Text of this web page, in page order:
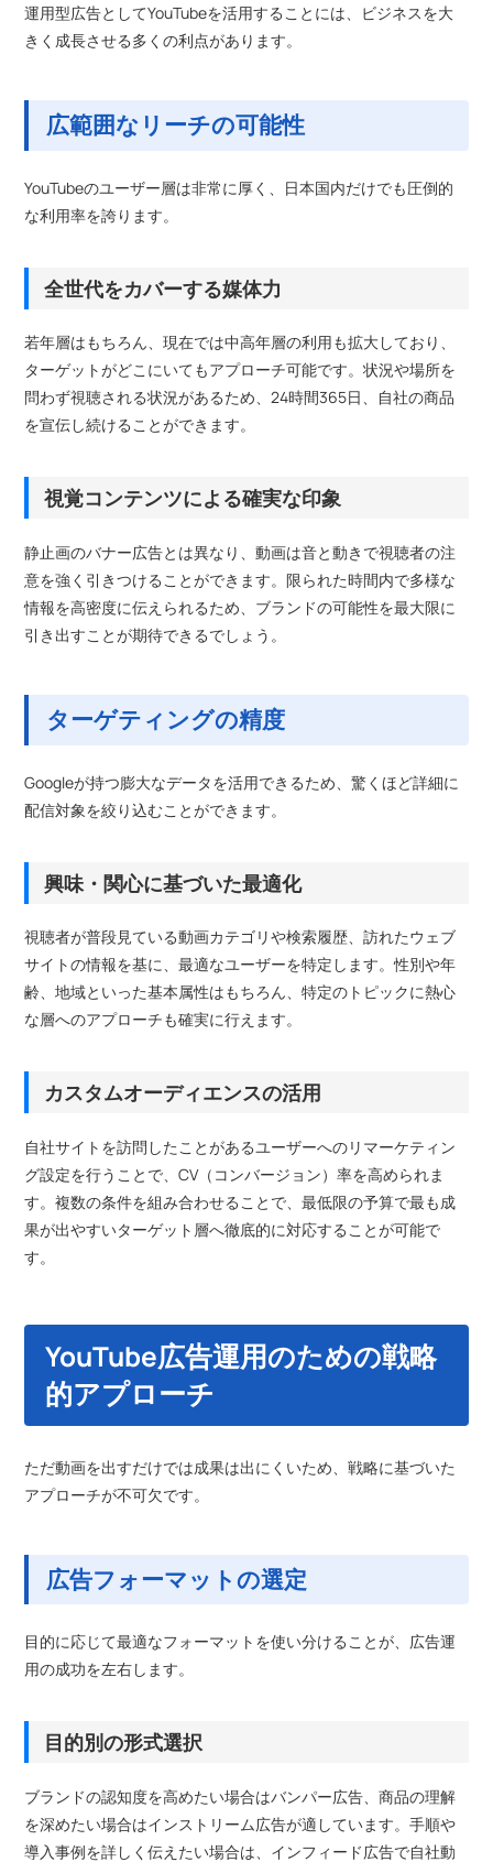
運用型広告としてYouTubeを活用することには、ビジネスを大
きく成長させる多くの利点があります。
広範囲なリーチの可能性
YouTubeのユーザー層は非常に厚く、日本国内だけでも圧倒的
な利用率を誇ります。
全世代をカバーする媒体力
若年層はもちろん、現在では中高年層の利用も拡大しており、
ターゲットがどこにいてもアプローチ可能です。状況や場所を
問わず視聴される状況があるため、24時間365日、自社の商品
を宣伝し続けることができます。
視覚コンテンツによる確実な印象
静止画のバナー広告とは異なり、動画は音と動きで視聴者の注
意を強く引きつけることができます。限られた時間内で多様な
情報を高密度に伝えられるため、ブランドの可能性を最大限に
引き出すことが期待できるでしょう。
ターゲティングの精度
Googleが持つ膨大なデータを活用できるため、驚くほど詳細に
配信対象を絞り込むことができます。
興味・関心に基づいた最適化
視聴者が普段見ている動画カテゴリや検索履歴、訪れたウェブ
サイトの情報を基に、最適なユーザーを特定します。性別や年
齢、地域といった基本属性はもちろん、特定のトピックに熱心
な層へのアプローチも確実に行えます。
カスタムオーディエンスの活用
自社サイトを訪問したことがあるユーザーへのリマーケティン
グ設定を行うことで、CV（コンバージョン）率を高められま
す。複数の条件を組み合わせることで、最低限の予算で最も成
果が出やすいターゲット層へ徹底的に対応することが可能で
す。
YouTube広告運用のための戦略
的アプローチ
ただ動画を出すだけでは成果は出にくいため、戦略に基づいた
アプローチが不可欠です。
広告フォーマットの選定
目的に応じて最適なフォーマットを使い分けることが、広告運
用の成功を左右します。
目的別の形式選択
ブランドの認知度を高めたい場合はバンパー広告、商品の理解
を深めたい場合はインストリーム広告が適しています。手順や
導入事例を詳しく伝えたい場合は、インフィード広告で自社動